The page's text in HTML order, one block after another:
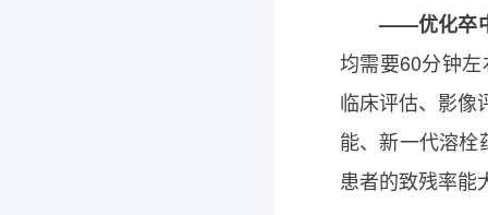
——优化卒
均需要60分钟
临床评估、影像
能、新一代溶栓
患者的致残率能